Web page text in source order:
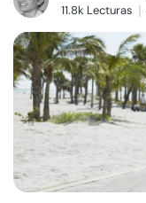
Relaciones
Familia
Ayuda
Cursos
11.8k Lecturas